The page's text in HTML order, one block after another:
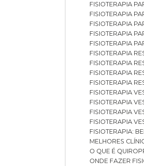
FISIOTERAPIA
FISIOTERAPIA
FISIOTERAPIA
FISIOTERAPIA
FISIOTERAPIA
FISIOTERAPIA
FISIOTERAPIA
FISIOTERAPIA
FISIOTERAPIA
FISIOTERAPIA
FISIOTERAPIA
FISIOTERAPIA
FISIOTERAPIA
FISIOTERAPIA:
MELHORES
O QUE É
ONDE FAZER